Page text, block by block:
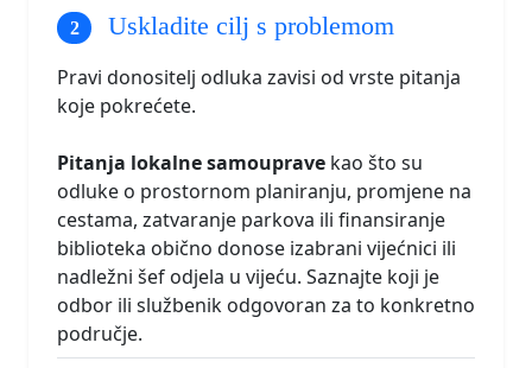
Uskladite cilj s problemom
Pravi donositelj odluka zavisi od vrste pitanja
koje pokrećete.
Pitanja lokalne samouprave kao što su
odluke o prostornom planiranju, promjene na
cestama, zatvaranje parkova ili finansiranje
biblioteka obično donose izabrani vijećnici ili
nadležni šef odjela u vijeću. Saznajte koji je
odbor ili službenik odgovoran za to konkretno
područje.